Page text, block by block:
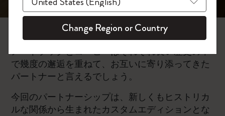
ノートブックとコーヒーはそれぞれ長い歴史の中
で幾度の邂逅を重ねて、お互いに寄り添ってきた
パートナーと言えるでしょう。
今回のパートナーシップは、新しくもヒストリカ
ルな関係から生まれたカスタムエディションとな
今すぐ会員登録 !
Change Region or Country